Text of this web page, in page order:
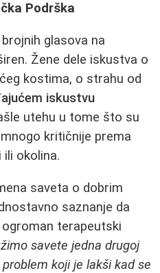
Podrška
glasova na
Žene dele iskustva o
kostima, o strahu od
iskustvu
utehu u tome što su
kritičnije prema
okolina.
saveta o dobrim
saznanje da
terapeutski
savete jedna drugoj
koji je lakši kad se